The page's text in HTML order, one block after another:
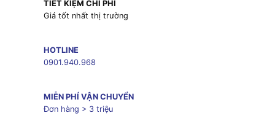
TIẾT KIỆM CHI PHÍ
Giá tốt nhất thị trường
HOTLINE
0901.940.968
MIỄN PHÍ VẬN CHUYỂN
Đơn hàng > 3 triệu